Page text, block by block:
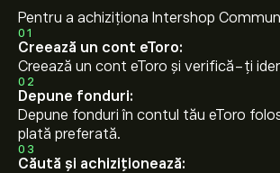
Pentru a achiziționa Intershop
01
Creează un cont eToro:
Creează un cont eToro și verifică-ți
02
Depune fonduri:
Depune fonduri în contul tău eToro
plată preferată.
03
Căută și achiziționează: